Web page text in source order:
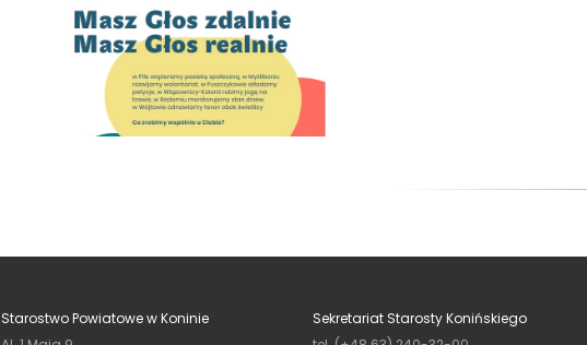
Starostwo Powiatowe w Koninie
Sekretariat Starosty Konińskiego